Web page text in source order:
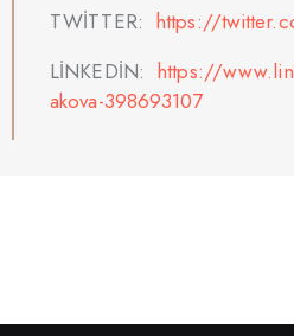
TWİTTER: https://
LİNKEDİN: https://
akova-398693107